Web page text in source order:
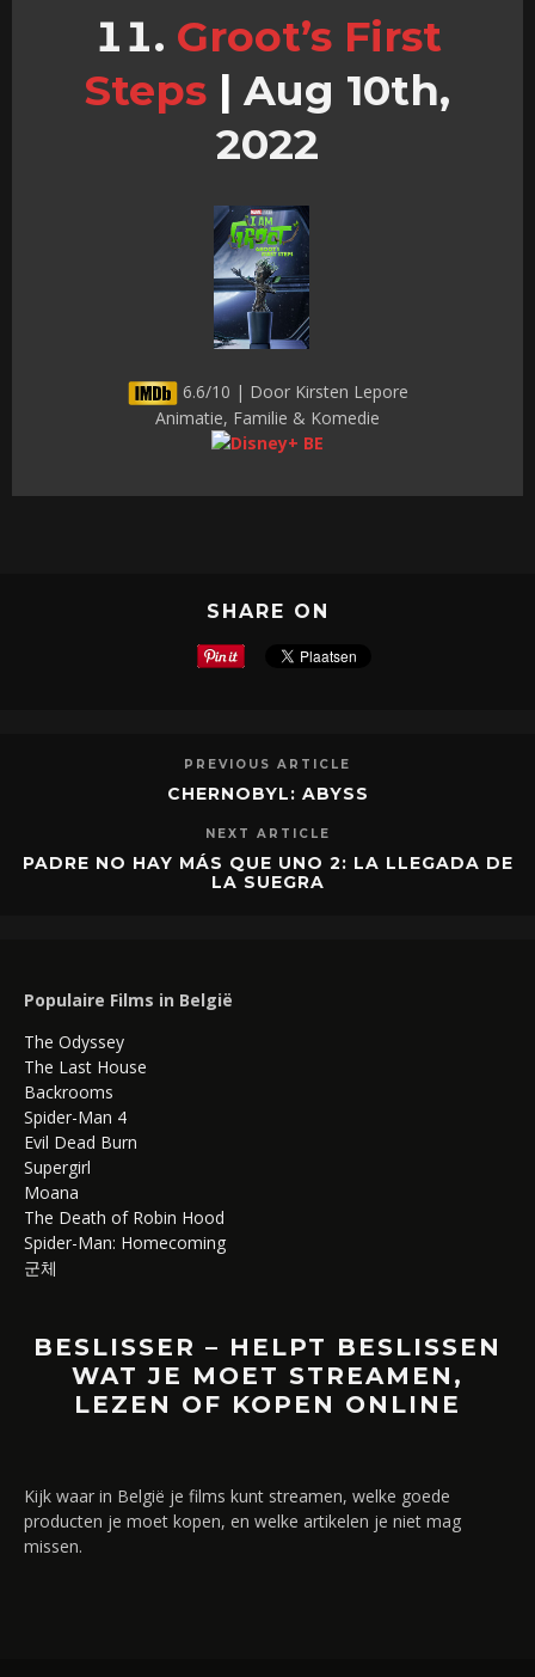
Groot’s First
Steps | Aug 10th,
2022
6.6/10 | Door Kirsten Lepore
Animatie, Familie & Komedie
SHARE ON
PREVIOUS ARTICLE
CHERNOBYL: ABYSS
NEXT ARTICLE
PADRE NO HAY MÁS QUE UNO 2: LA LLEGADA DE
LA SUEGRA
Populaire Films in België
The Odyssey
The Last House
Backrooms
Spider-Man 4
Evil Dead Burn
Supergirl
Moana
The Death of Robin Hood
Spider-Man: Homecoming
군체
BESLISSER – HELPT BESLISSEN
WAT JE MOET STREAMEN,
LEZEN OF KOPEN ONLINE
Kijk waar in België je films kunt streamen, welke goede
producten je moet kopen, en welke artikelen je niet mag
missen.